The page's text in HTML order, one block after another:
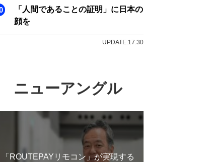
「人間であることの証明」に日本の
顔を
UPDATE:17:30
ニューアングル
「ROUTEPAYリモコン」が実現する